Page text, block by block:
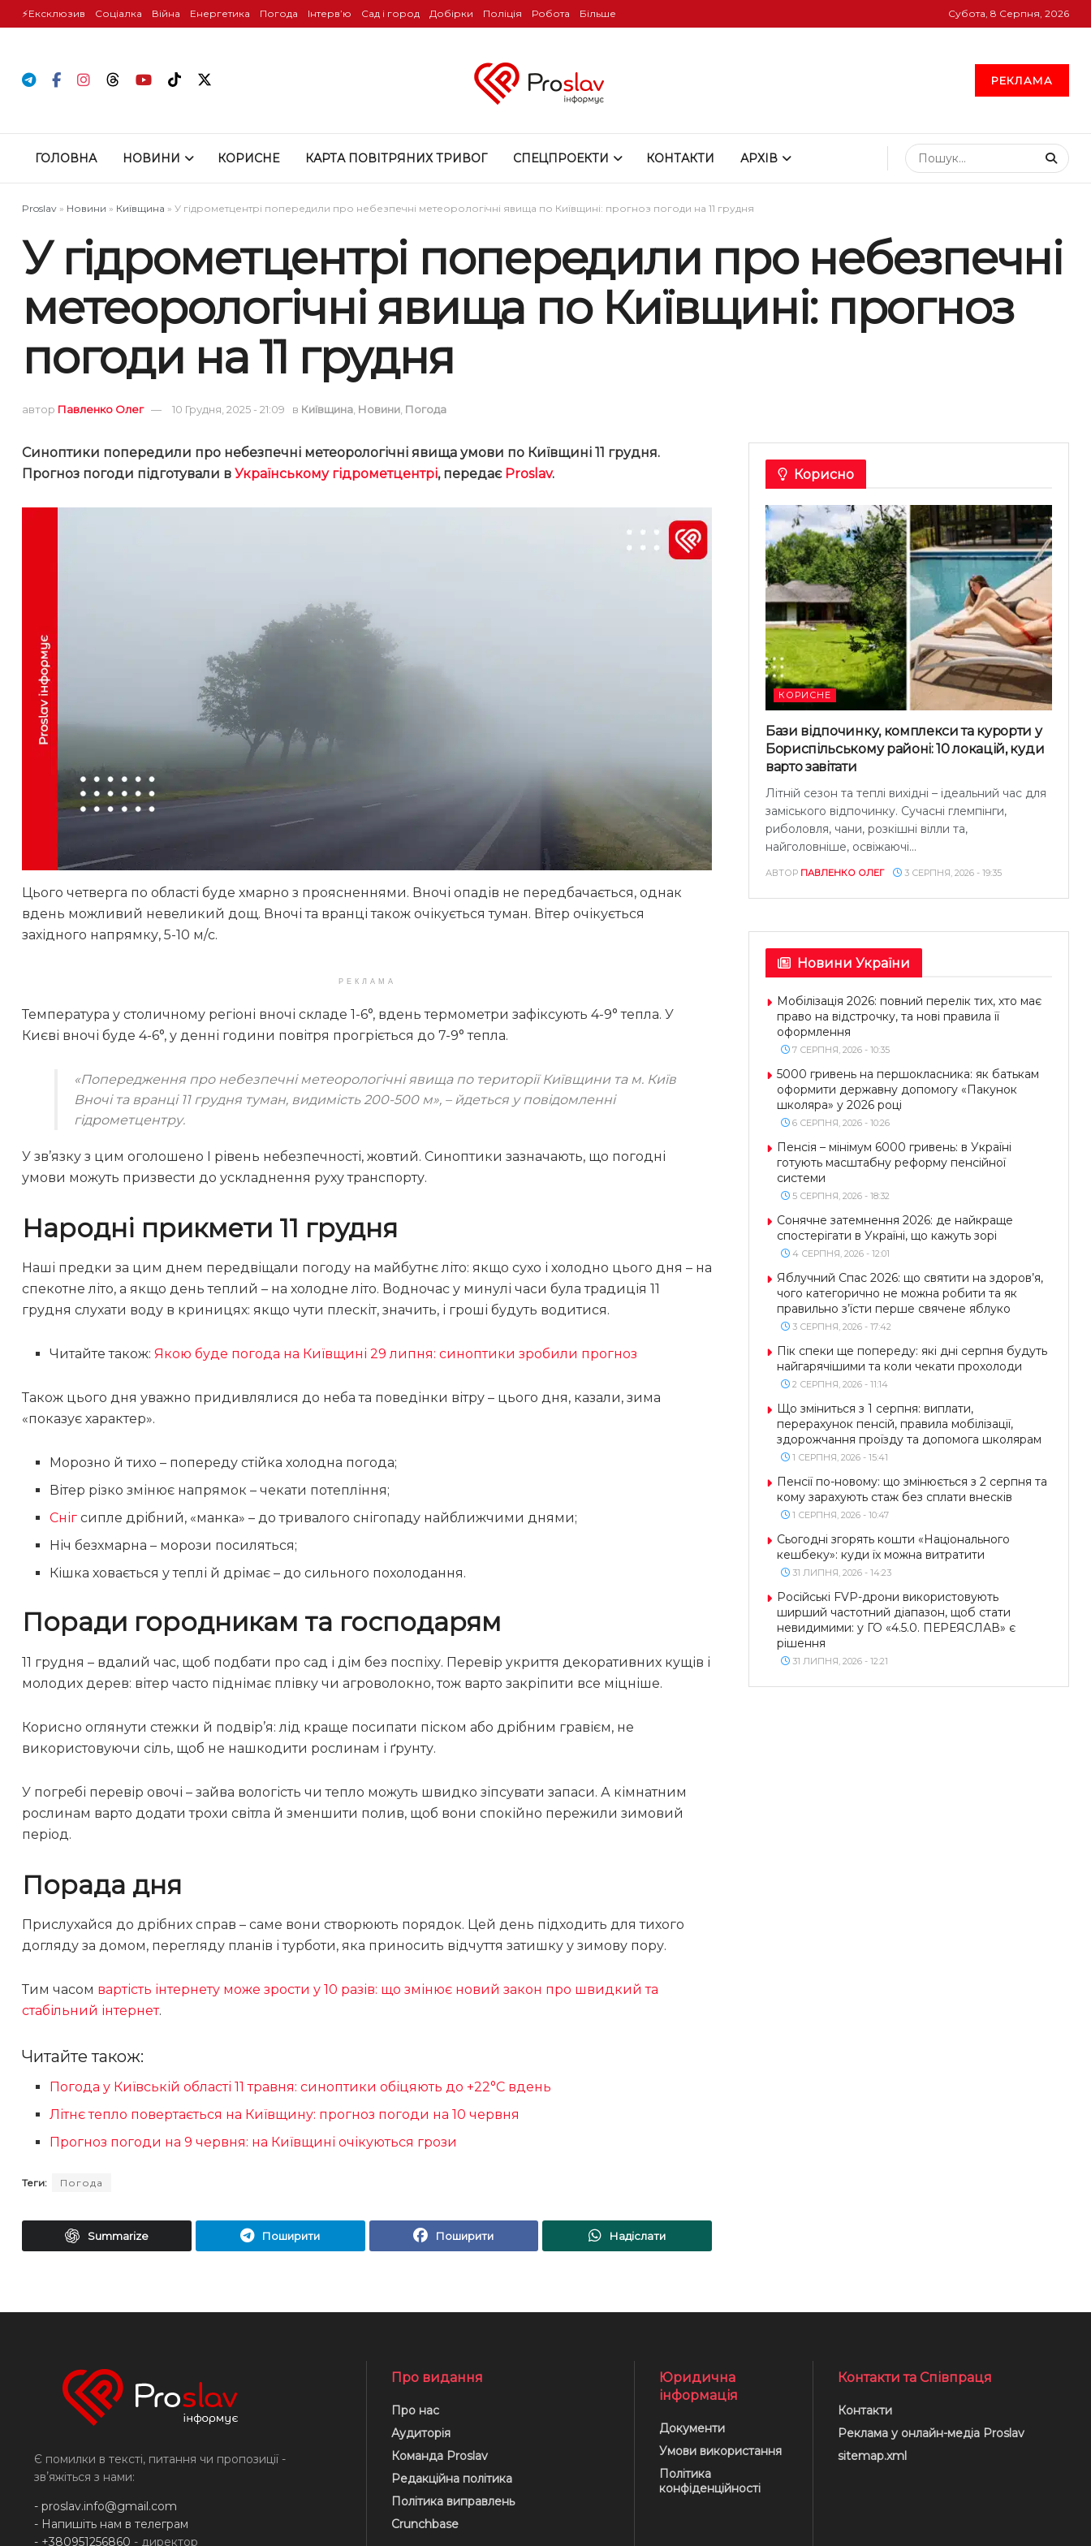
⚡️Ексклюзив Соціалка Війна Енергетика Погода Інтервʼю Сад і город Добірки Поліція Робота Більше Субота, 8 Серпня, 2026
РЕКЛАМА
ГОЛОВНА НОВИНИ КОРИСНЕ КАРТА ПОВІТРЯНИХ ТРИВОГ СПЕЦПРОЕКТИ КОНТАКТИ АРХІВ
Proslav » Новини » Київщина » У гідрометцентрі попередили про небезпечні метеорологічні явища по Київщині: прогноз погоди на 11 грудня
У гідрометцентрі попередили про небезпечні
метеорологічні явища по Київщині: прогноз
погоди на 11 грудня
автор Павленко Олег 10 Грудня, 2025 - 21:09 в Київщина, Новини, Погода
Синоптики попередили про небезпечні метеорологічні явища умови по Київщині 11 грудня.
Прогноз погоди підготували в Українському гідрометцентрі, передає Proslav.
Цього четверга по області буде хмарно з проясненнями. Вночі опадів не передбачається, однак
вдень можливий невеликий дощ. Вночі та вранці також очікується туман. Вітер очікується
західного напрямку, 5-10 м/с.
РЕКЛАМА
Температура у столичному регіоні вночі складе 1-6°, вдень термометри зафіксують 4-9° тепла. У
Києві вночі буде 4-6°, у денні години повітря прогріється до 7-9° тепла.
«Попередження про небезпечні метеорологічні явища по території Київщини та м. Київ
Вночі та вранці 11 грудня туман, видимість 200-500 м», – йдеться у повідомленні
гідрометцентру.
У зв’язку з цим оголошено I рівень небезпечності, жовтий. Синоптики зазначають, що погодні
умови можуть призвести до ускладнення руху транспорту.
Народні прикмети 11 грудня
Наші предки за цим днем передвіщали погоду на майбутнє літо: якщо сухо і холодно цього дня – на
спекотне літо, а якщо день теплий – на холодне літо. Водночас у минулі часи була традиція 11
грудня слухати воду в криницях: якщо чути плескіт, значить, і гроші будуть водитися.
Читайте також:Якою буде погода на Київщині 29 липня: синоптики зробили прогноз
Також цього дня уважно придивлялися до неба та поведінки вітру – цього дня, казали, зима
«показує характер».
Морозно й тихо – попереду стійка холодна погода;
Вітер різко змінює напрямок – чекати потепління;
Сніг сипле дрібний, «манка» – до тривалого снігопаду найближчими днями;
Ніч безхмарна – морози посиляться;
Кішка ховається у теплі й дрімає – до сильного похолодання.
Поради городникам та господарям
11 грудня – вдалий час, щоб подбати про сад і дім без поспіху. Перевір укриття декоративних кущів і
молодих дерев: вітер часто піднімає плівку чи агроволокно, тож варто закріпити все міцніше.
Корисно оглянути стежки й подвір’я: лід краще посипати піском або дрібним гравієм, не
використовуючи сіль, щоб не нашкодити рослинам і ґрунту.
У погребі перевір овочі – зайва вологість чи тепло можуть швидко зіпсувати запаси. А кімнатним
рослинам варто додати трохи світла й зменшити полив, щоб вони спокійно пережили зимовий
період.
Порада дня
Прислухайся до дрібних справ – саме вони створюють порядок. Цей день підходить для тихого
догляду за домом, перегляду планів і турботи, яка приносить відчуття затишку у зимову пору.
Тим часом вартість інтернету може зрости у 10 разів: що змінює новий закон про швидкий та
стабільний інтернет.
Читайте також:
Погода у Київській області 11 травня: синоптики обіцяють до +22°С вдень
Літнє тепло повертається на Київщину: прогноз погоди на 10 червня
Прогноз погоди на 9 червня: на Київщині очікуються грози
Теги: Погода
Summarize Поширити Поширити Надіслати
Корисно
КОРИСНЕ
Бази відпочинку, комплекси та курорти у
Бориспільському районі: 10 локацій, куди
варто завітати
Літній сезон та теплі вихідні – ідеальний час для
заміського відпочинку. Сучасні глемпінги,
риболовля, чани, розкішні вілли та,
найголовніше, освіжаючі...
АВТОР ПАВЛЕНКО ОЛЕГ 3 СЕРПНЯ, 2026 - 19:35
Новини України
Мобілізація 2026: повний перелік тих, хто має
право на відстрочку, та нові правила її
оформлення
7 СЕРПНЯ, 2026 - 10:35
5000 гривень на першокласника: як батькам
оформити державну допомогу «Пакунок
школяра» у 2026 році
6 СЕРПНЯ, 2026 - 10:26
Пенсія – мінімум 6000 гривень: в Україні
готують масштабну реформу пенсійної
системи
5 СЕРПНЯ, 2026 - 18:32
Сонячне затемнення 2026: де найкраще
спостерігати в Україні, що кажуть зорі
4 СЕРПНЯ, 2026 - 12:01
Яблучний Спас 2026: що святити на здоров’я,
чого категорично не можна робити та як
правильно з’їсти перше свячене яблуко
3 СЕРПНЯ, 2026 - 17:42
Пік спеки ще попереду: які дні серпня будуть
найгарячішими та коли чекати прохолоди
2 СЕРПНЯ, 2026 - 11:14
Що зміниться з 1 серпня: виплати,
перерахунок пенсій, правила мобілізації,
здорожчання проїзду та допомога школярам
1 СЕРПНЯ, 2026 - 15:41
Пенсії по-новому: що змінюється з 2 серпня та
кому зарахують стаж без сплати внесків
1 СЕРПНЯ, 2026 - 10:47
Сьогодні згорять кошти «Національного
кешбеку»: куди їх можна витратити
31 ЛИПНЯ, 2026 - 14:23
Російські FVP-дрони використовують
ширший частотний діапазон, щоб стати
невидимими: у ГО «4.5.0. ПЕРЕЯСЛАВ» є
рішення
31 ЛИПНЯ, 2026 - 12:21
Є помилки в тексті, питання чи пропозиції -
звʼяжіться з нами:
- proslav.info@gmail.com
- Напишіть нам в телеграм
- +380951256860 - директор
Про видання
Про нас
Аудиторія
Команда Proslav
Редакційна політика
Політика виправлень
Crunchbase
Юридична
інформація
Документи
Умови використання
Політика
конфіденційності
Контакти та Співпраця
Контакти
Реклама у онлайн-медіа Proslav
sitemap.xml